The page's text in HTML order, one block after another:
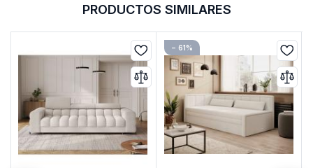
PRODUCTOS SIMILARES
− 61%